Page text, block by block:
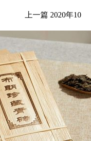
上一篇 2020年10